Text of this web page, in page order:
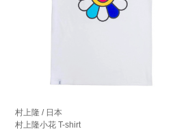
村上隆 / 日本
村上隆小花 T-shirt